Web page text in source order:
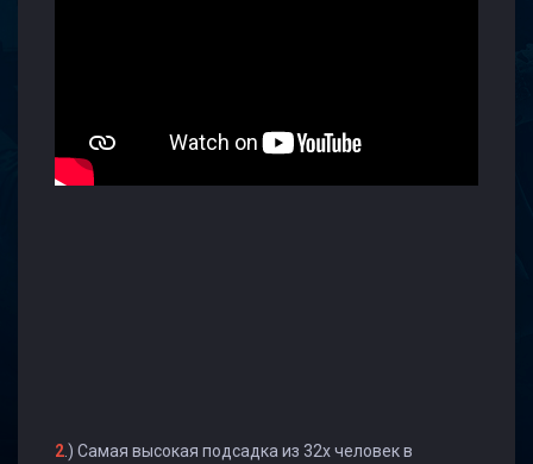
2 .) Самая высокая подсадка из 32х человек в